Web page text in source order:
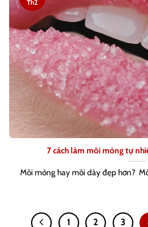
7 cách làm môi mỏng tự
Môi mỏng hay môi dày đẹp hơn?
Th2
1 2 3